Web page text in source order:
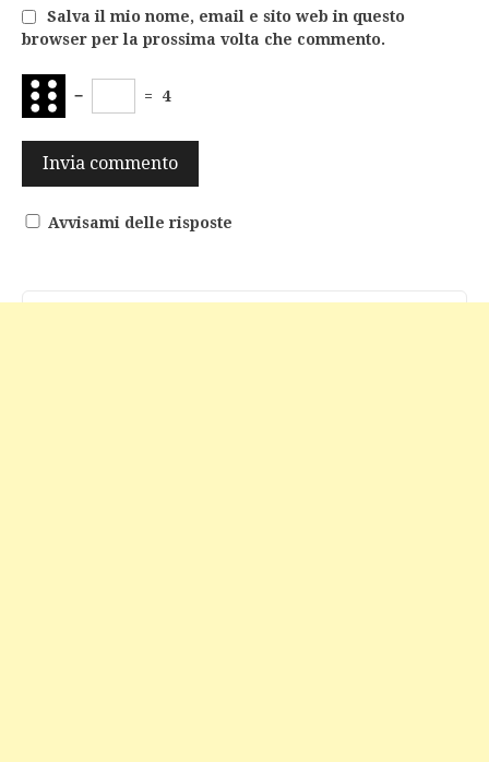
Salva il mio nome, email e sito web in questo
browser per la prossima volta che commento.
− = 4
Avvisami delle risposte